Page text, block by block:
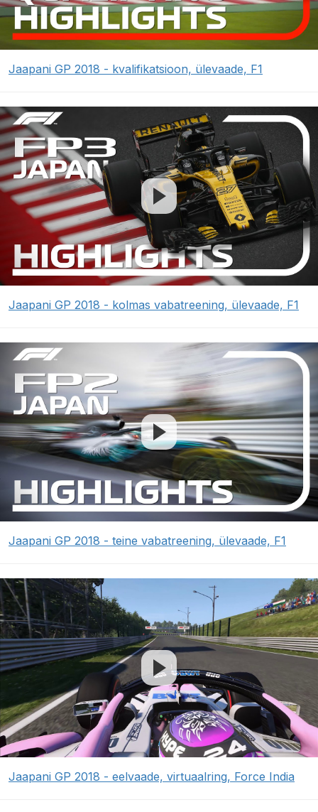
Jaapani GP 2018 - kvalifikatsioon, ülevaade, F1
Jaapani GP 2018 - kolmas vabatreening, ülevaade, F1
Jaapani GP 2018 - teine vabatreening, ülevaade, F1
Jaapani GP 2018 - eelvaade, virtuaalring, Force India